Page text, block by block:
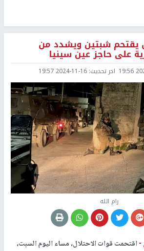
يقتحم شبتين ويشدد من
على حاجز عين سينيا
اخر تحديث: 2024-11-16 19:57
رام الله
-اقتحمت قوات الاحتلال، مساء اليوم السبت،